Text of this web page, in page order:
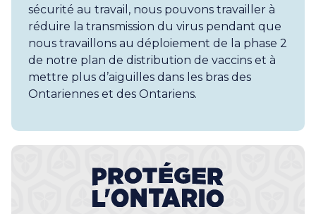
sécurité au travail, nous pouvons travailler à
réduire la transmission du virus pendant que
nous travaillons au déploiement de la phase 2
de notre plan de distribution de vaccins et à
mettre plus d’aiguilles dans les bras des
Ontariennes et des Ontariens.